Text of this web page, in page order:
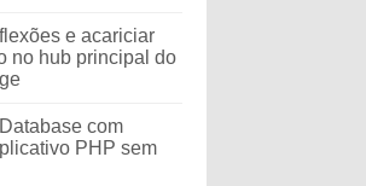
e acariciar
no hub principal do
com
PHP sem